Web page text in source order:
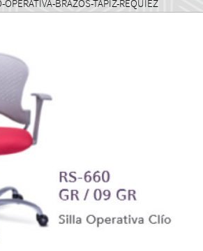
OPERATIVA-BRAZOS-TAPIZ-REQUIEZ